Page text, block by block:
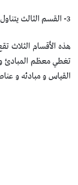
3- القسم الثالث يتناول أنظمة قياس اختصاصية و متقدمة
تغطي معظم المبادئ و
القياس و مبادئه و